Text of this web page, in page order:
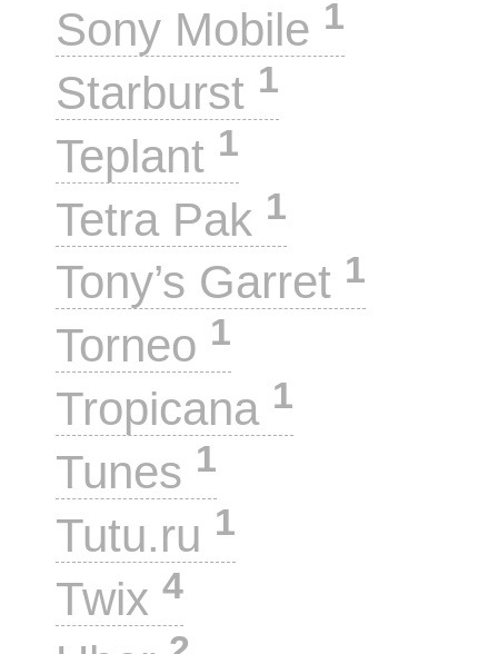
Sony Mobile 1
Starburst 1
Teplant 1
Tetra Pak 1
Tony’s Garret 1
Torneo 1
Tropicana 1
Tunes 1
Tutu.ru 1
Twix 4